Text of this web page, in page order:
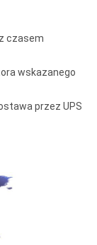
czasem
wskazanego
przez UPS